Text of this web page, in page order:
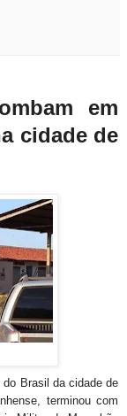
em
cidade de
Brasil da cidade de
terminou com